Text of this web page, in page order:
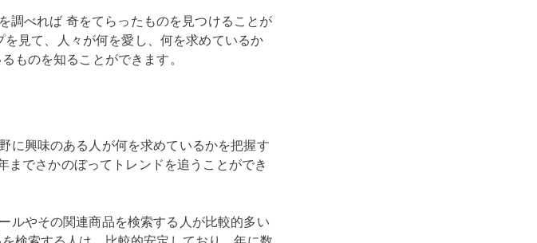
調べれば 奇をてらったものを見つけることが
見て、人々が何を愛し、何を求めているか
ものを知ることができます。
に興味のある人が何を求めているかを把握す
までさかのぼってトレンドを追うことができ
ルやその関連商品を検索する人が比較的多い